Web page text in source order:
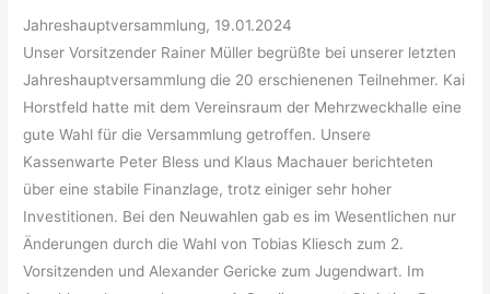
Jahreshauptversammlung, 19.01.2024
Unser Vorsitzender Rainer Müller begrüßte bei unserer letzten
Jahreshauptversammlung die 20 erschienenen Teilnehmer. Kai
Horstfeld hatte mit dem Vereinsraum der Mehrzweckhalle eine
gute Wahl für die Versammlung getroffen. Unsere
Kassenwarte Peter Bless und Klaus Machauer berichteten
über eine stabile Finanzlage, trotz einiger sehr hoher
Investitionen. Bei den Neuwahlen gab es im Wesentlichen nur
Änderungen durch die Wahl von Tobias Kliesch zum 2.
Vorsitzenden und Alexander Gericke zum Jugendwart. Im